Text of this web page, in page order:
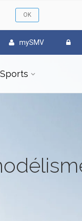
mySMV
Sports